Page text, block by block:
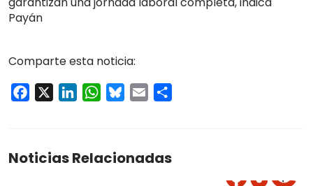
Payán
Comparte esta noticia:
Facebook LinkedInWhatsApp
Bluesky
Email
Noticias Relacionadas